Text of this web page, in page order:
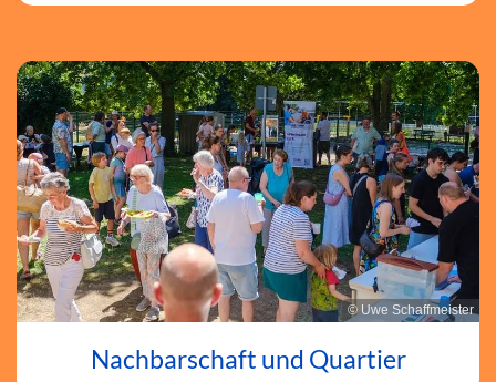
© Uwe Schaffmeister
Nachbarschaft und Quartier